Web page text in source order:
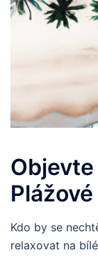
Kdo by se
relaxovat na